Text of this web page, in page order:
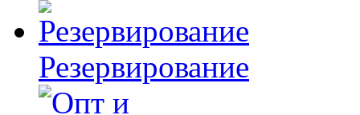
Резервирование